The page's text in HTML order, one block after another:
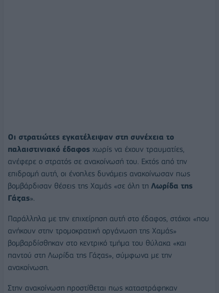
Οι στρατιώτες εγκατέλειψαν στη συνέχεια το
παλαιστινιακό έδαφος χωρίς να έχουν τραυματίες,
ανέφερε ο στρατός σε ανακοίνωσή του. Εκτός από την
επιδρομή αυτή, οι ένοπλες δυνάμεις ανακοίνωσαν πως
βομβάρδισαν θέσεις της Χαμάς «σε όλη τη Λωρίδα της
Γάζας».
Παράλληλα με την επιχείρηση αυτή στο έδαφος, στόχοι «που
ανήκουν στην τρομοκρατική οργάνωση της Χαμάς»
βομβαρδίσθηκαν στο κεντρικό τμήμα του θύλακα «και
παντού στη Λωρίδα της Γάζας», σύμφωνα με την
ανακοίνωση.
Στην ανακοίνωση προστίθεται πως καταστράφηκαν